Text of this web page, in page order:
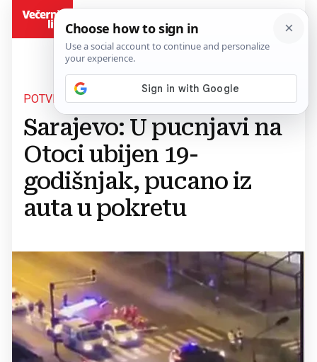
POTVRĐENO IZ POLICIJE
Sarajevo: U pucnjavi na
Otoci ubijen 19-
godišnjak, pucano iz
auta u pokretu